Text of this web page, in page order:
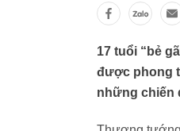
17 tuổi “bẻ
được phong
những